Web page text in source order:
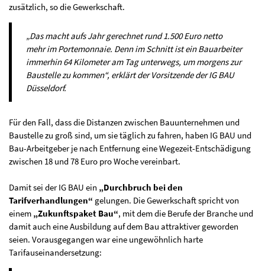
zusätzlich, so die Gewerkschaft.
„Das macht aufs Jahr gerechnet rund 1.500 Euro netto
mehr im Portemonnaie. Denn im Schnitt ist ein Bauarbeiter
immerhin 64 Kilometer am Tag unterwegs, um morgens zur
Baustelle zu kommen“, erklärt der Vorsitzende der IG BAU
Düsseldorf.
Für den Fall, dass die Distanzen zwischen Bauunternehmen und
Baustelle zu groß sind, um sie täglich zu fahren, haben IG BAU und
Bau-Arbeitgeber je nach Entfernung eine Wegezeit-Entschädigung
zwischen 18 und 78 Euro pro Woche vereinbart.
Damit sei der IG BAU ein „Durchbruch bei den
Tarifverhandlungen“ gelungen. Die Gewerkschaft spricht von
einem „Zukunftspaket Bau“, mit dem die Berufe der Branche und
damit auch eine Ausbildung auf dem Bau attraktiver geworden
seien. Vorausgegangen war eine ungewöhnlich harte
Tarifauseinandersetzung: